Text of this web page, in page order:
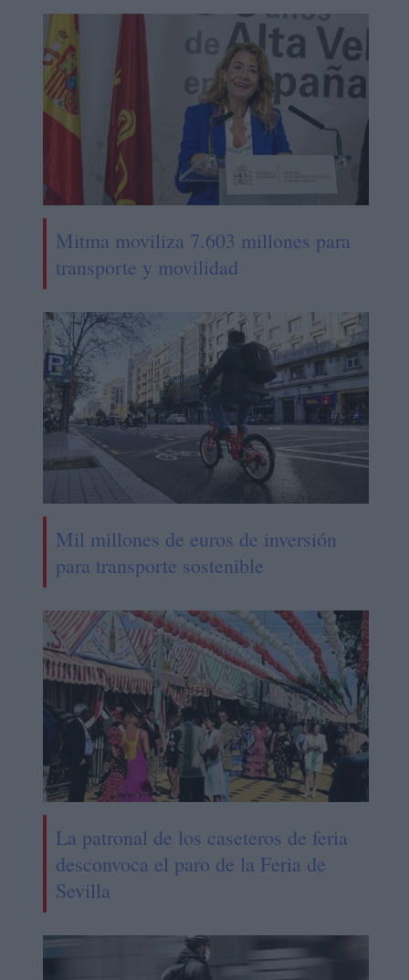
Mitma moviliza 7.603 millones para
transporte y movilidad
Mil millones de euros de inversión
para transporte sostenible
La patronal de los caseteros de feria
desconvoca el paro de la Feria de
Sevilla